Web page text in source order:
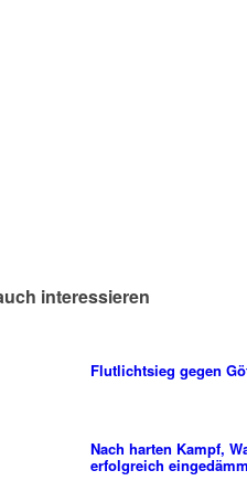
interessieren
Flutlichtsieg gegen
Nach harten Kampf,
erfolgreich